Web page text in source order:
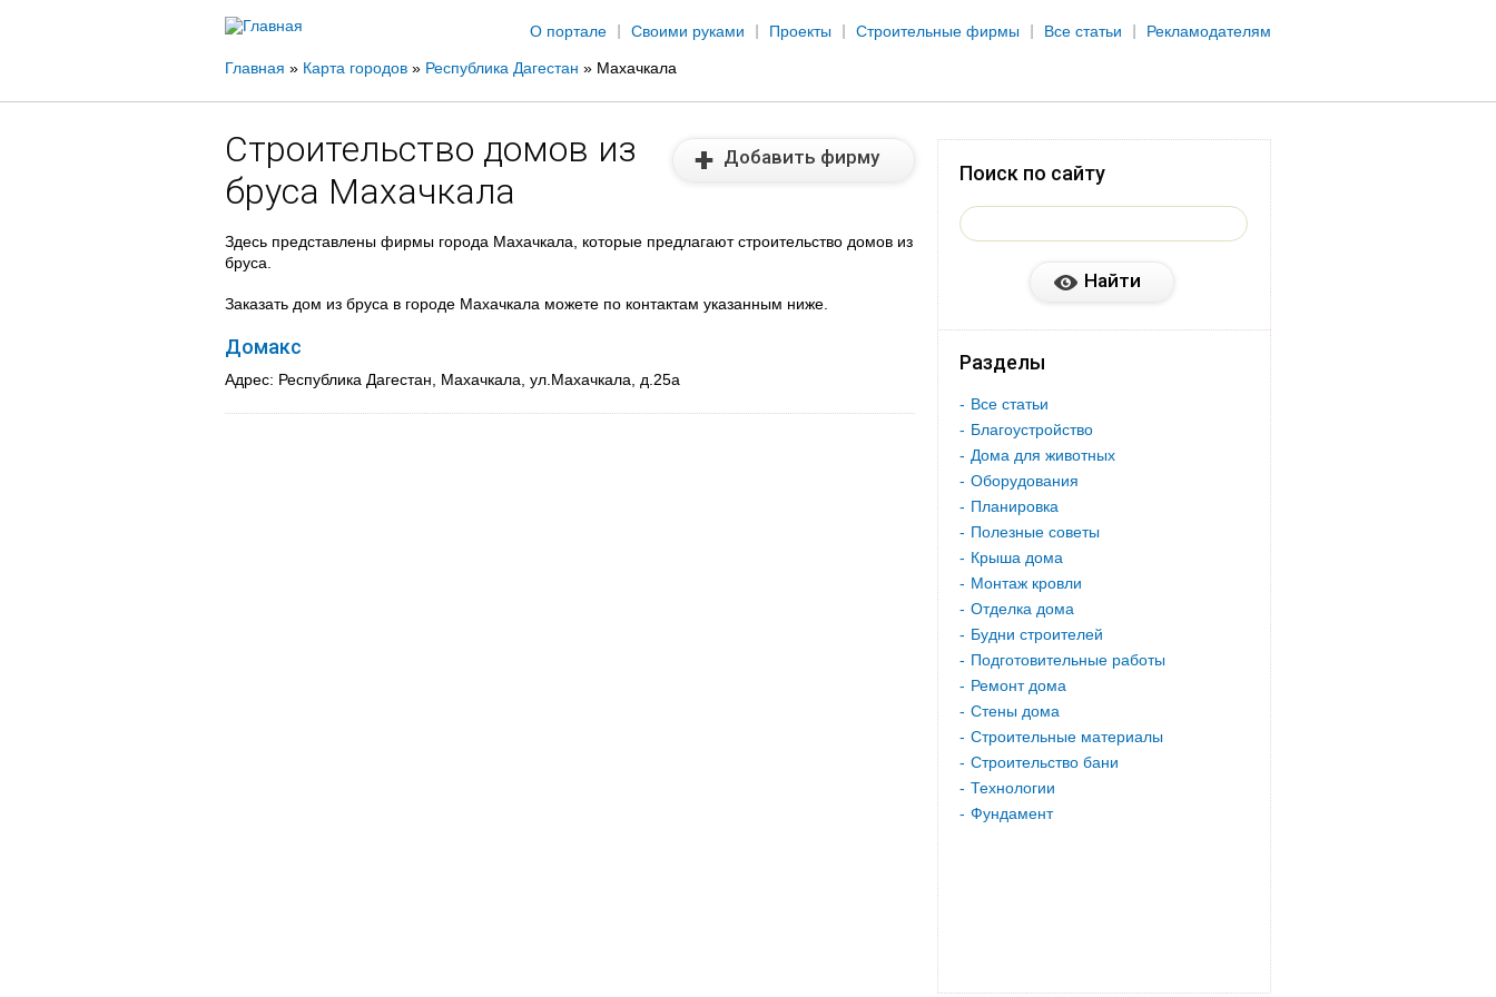
О портале
Своими руками Проекты Строительные фирмы Все статьи Рекламодателям
Вы
здесь
Главная » Карта городов » Республика Дагестан » Махачкала
Строительство домов из
бруса Махачкала
Добавить фирму
Здесь представлены фирмы города Махачкала, которые предлагают строительство домов из
бруса.
Заказать дом из бруса в городе Махачкала можете по контактам указанным ниже.
Домакс
Адрес: Республика Дагестан, Махачкала, ул.Махачкала, д.25а
Поиск по сайту
Разделы
Все статьи
Благоустройство
Дома для животных
Оборудования
Планировка
Полезные советы
Крыша дома
Монтаж кровли
Отделка дома
Будни строителей
Подготовительные работы
Ремонт дома
Стены дома
Строительные материалы
Строительство бани
Технологии
Фундамент